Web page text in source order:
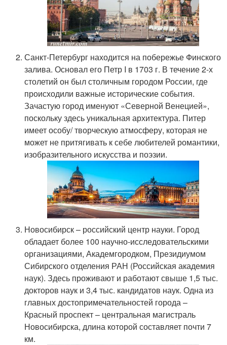
Санкт-Петербург находится на побережье Финского
залива. Основал его Петр I в 1703 г. В течение 2-х
столетий он был столичным городом России, где
происходили важные исторические события.
Зачастую город именуют «Северной Венецией»,
поскольку здесь уникальная архитектура. Питер
имеет особу/ творческую атмосферу, которая не
может не притягивать к себе любителей романтики,
изобразительного искусства и поэзии.
Новосибирск – российский центр науки. Город
обладает более 100 научно-исследовательскими
организациями, Академгородком, Президиумом
Сибирского отделения РАН (Российская академия
наук). Здесь проживают и работают свыше 1,5 тыс.
докторов наук и 3,4 тыс. кандидатов наук. Одна из
главных достопримечательностей города –
Красный проспект – центральная магистраль
Новосибирска, длина которой составляет почти 7
км.